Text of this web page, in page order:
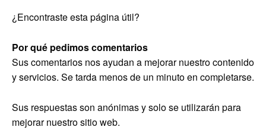
¿Encontraste esta página útil?
Por qué pedimos comentarios
Sus comentarios nos ayudan a mejorar nuestro contenido
y servicios. Se tarda menos de un minuto en completarse.
Sus respuestas son anónimas y solo se utilizarán para
mejorar nuestro sitio web.